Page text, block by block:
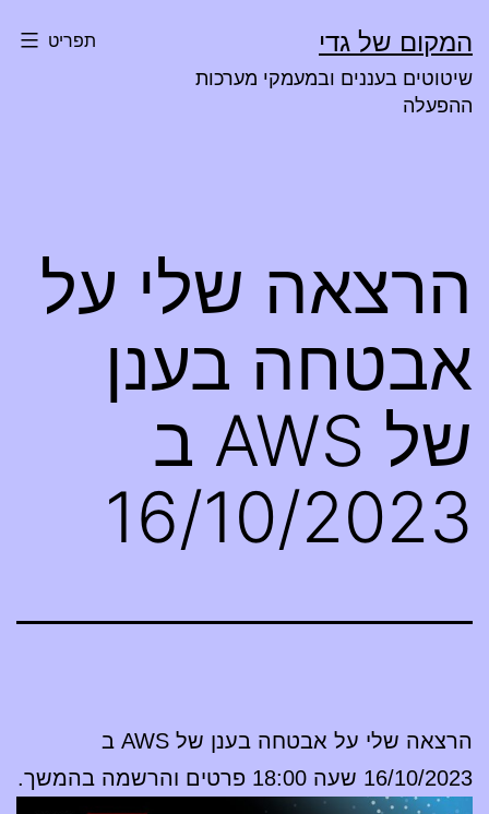
לתוכן
המקום של גדי
שיטוטים בעננים ובמעמקי מערכות
ההפעלה
תפריט
הרצאה שלי על
אבטחה בענן
של AWS ב
16/10/2023
הרצאה שלי על אבטחה בענן של AWS ב
16/10/2023 שעה 18:00 פרטים והרשמה בהמשך.